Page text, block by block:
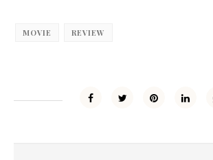
MOVIE REVIEW